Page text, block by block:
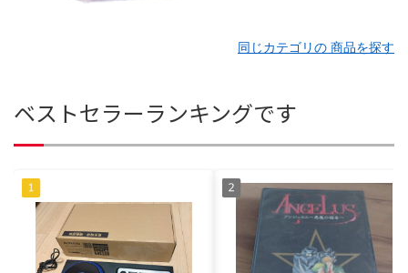
同じカテゴリの 商品を探す
ベストセラーランキングです